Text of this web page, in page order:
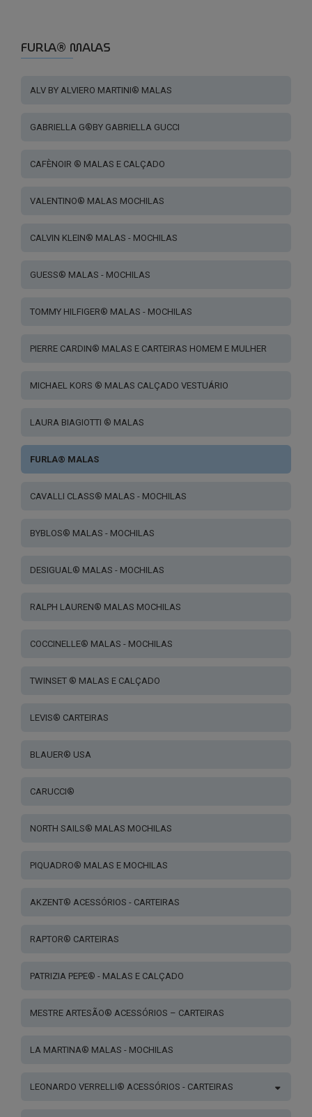
options
may
chosen
the
page
FURLA® MALAS
ALV BY ALVIERO MARTINI® MALAS
GABRIELLA G®BY GABRIELLA GUCCI
CAFÈNOIR ® MALAS E CALÇADO
VALENTINO® MALAS MOCHILAS
CALVIN KLEIN® MALAS - MOCHILAS
GUESS® MALAS - MOCHILAS
TOMMY HILFIGER® MALAS - MOCHILAS
PIERRE CARDIN® MALAS E CARTEIRAS HOMEM E MULHER
MICHAEL KORS ® MALAS CALÇADO VESTUÁRIO
LAURA BIAGIOTTI ® MALAS
FURLA® MALAS
CAVALLI CLASS® MALAS - MOCHILAS
BYBLOS® MALAS - MOCHILAS
DESIGUAL® MALAS - MOCHILAS
RALPH LAUREN® MALAS MOCHILAS
COCCINELLE® MALAS - MOCHILAS
TWINSET ® MALAS E CALÇADO
LEVIS® CARTEIRAS
BLAUER® USA
CARUCCI®
NORTH SAILS® MALAS MOCHILAS
PIQUADRO® MALAS E MOCHILAS
AKZENT® ACESSÓRIOS - CARTEIRAS
RAPTOR® CARTEIRAS
PATRIZIA PEPE® - MALAS E CALÇADO
MESTRE ARTESÃO® ACESSÓRIOS – CARTEIRAS
LA MARTINA® MALAS - MOCHILAS
LEONARDO VERRELLI® ACESSÓRIOS - CARTEIRAS